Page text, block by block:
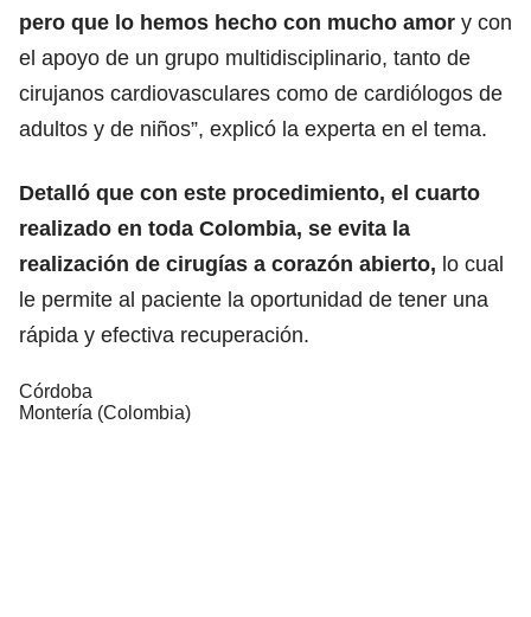
pero que lo hemos hecho con mucho amor y con
el apoyo de un grupo multidisciplinario, tanto de
cirujanos cardiovasculares como de cardiólogos de
adultos y de niños”, explicó la experta en el tema.
Detalló que con este procedimiento, el cuarto
realizado en toda Colombia, se evita la
realización de cirugías a corazón abierto, lo cual
le permite al paciente la oportunidad de tener una
rápida y efectiva recuperación.
Córdoba
Montería (Colombia)